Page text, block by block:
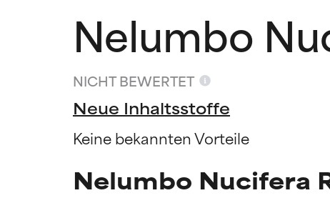
Nelumbo
NICHT BEWERTET
Neue Inhaltsstoffe
Keine bekannten Vorteile
Nelumbo Nucifera